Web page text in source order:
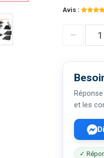
Avis :
et les
✓